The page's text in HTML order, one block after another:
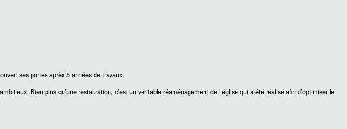
ses portes après 5 années de travaux.
Bien plus qu’une restauration, c’est un véritable réaménagement de l’église qui a été réalisé afin d’optimiser le